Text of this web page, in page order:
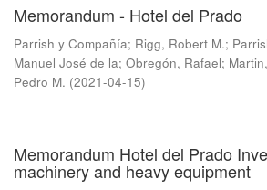
Memorandum - Hotel del Prado
Parrish y Compañía; Rigg, Robert M.;
Manuel José de la; Obregón, Rafael;
Pedro M. (2021-04-15)
Memorandum Hotel del Prado
machinery and heavy equipment